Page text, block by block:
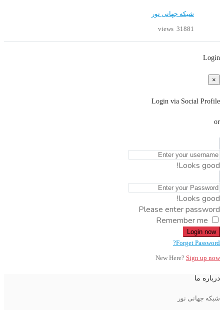
شبکه جهانی نور
31881 views
Login
×
Login via Social Profile
or
Looks good!
Looks good!
Please enter password
Remember me
Login now
Forget Password?
New Here? Sign up now
درباره ما
شبکه جهانی نور